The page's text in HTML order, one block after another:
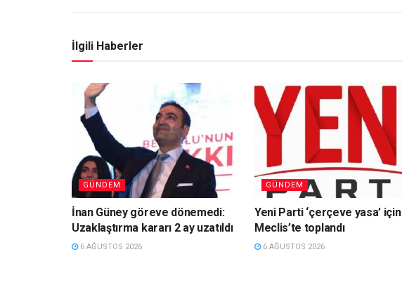
İlgili Haberler
GÜNDEM
İnan Güney göreve dönemedi:
Uzaklaştırma kararı 2 ay uzatıldı
6 AĞUSTOS 2026
GÜNDEM
Yeni Parti ‘çerçeve yasa’ için
Meclis’te toplandı
6 AĞUSTOS 2026